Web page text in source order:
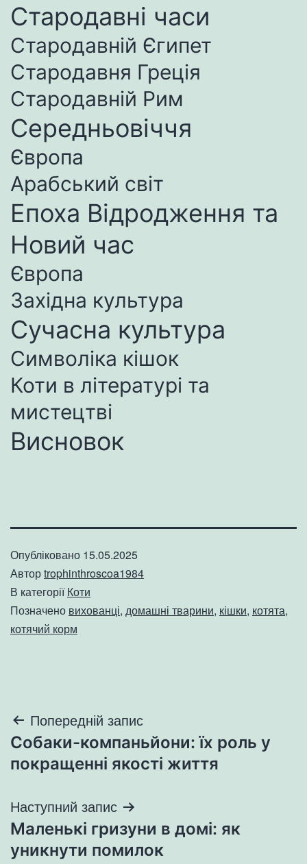
Стародавні часи
Стародавній Єгипет
Стародавня Греція
Стародавній Рим
Середньовіччя
Європа
Арабський світ
Епоха Відродження та
Новий час
Європа
Західна культура
Сучасна культура
Символіка кішок
Коти в літературі та
мистецтві
Висновок
Опубліковано 15.05.2025
Авторtrophinthroscoa1984
В категоріїКоти
Позначено вихованці, домашні тварини, кішки, котята,
котячий корм
Навігація
записів
Попередній запис
Собаки-компаньйони: їх роль у
покращенні якості життя
Наступний запис
Маленькі гризуни в домі: як
уникнути помилок